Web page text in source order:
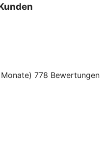
778 Bewertungen